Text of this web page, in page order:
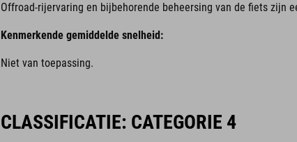
Offroad-rijervaring en bijbehorende beheersing van de fiets zijn
Kenmerkende gemiddelde snelheid:
Niet van toepassing.
CLASSIFICATIE: CATEGORIE 4